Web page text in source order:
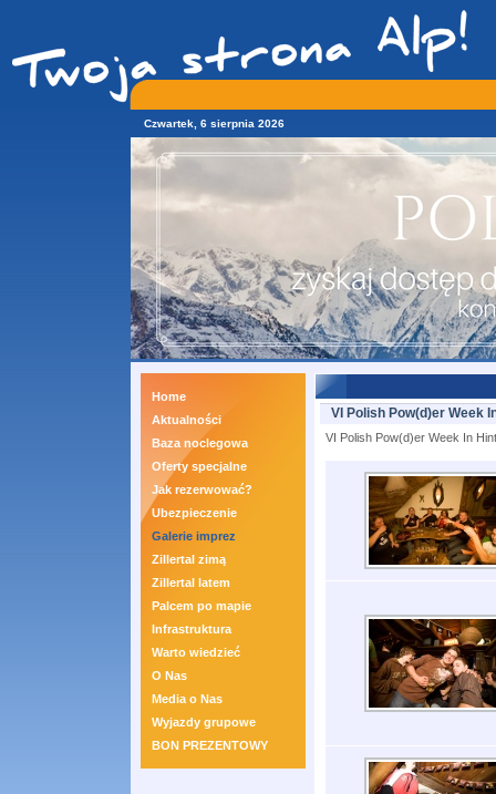
Czwartek, 6 sierpnia 2026
Home
Aktualności
Baza noclegowa
Oferty specjalne
Jak rezerwować?
Ubezpieczenie
Galerie imprez
Zillertal zimą
Zillertal latem
Palcem po mapie
Infrastruktura
Warto wiedzieć
O Nas
Media o Nas
Wyjazdy grupowe
BON PREZENTOWY
VI Polish Pow(d)er Week
VI Polish Pow(d)er Week In